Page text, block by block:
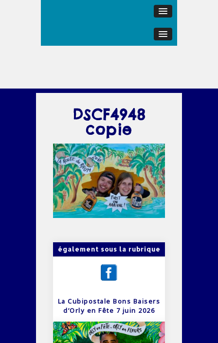
DSCF4948
copie
également sous la rubrique
La Cubipostale Bons Baisers
d’Orly en Fête 7 juin 2026